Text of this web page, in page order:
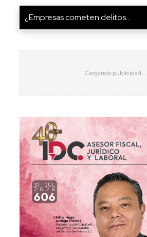
¿Empresas cometen delitos...